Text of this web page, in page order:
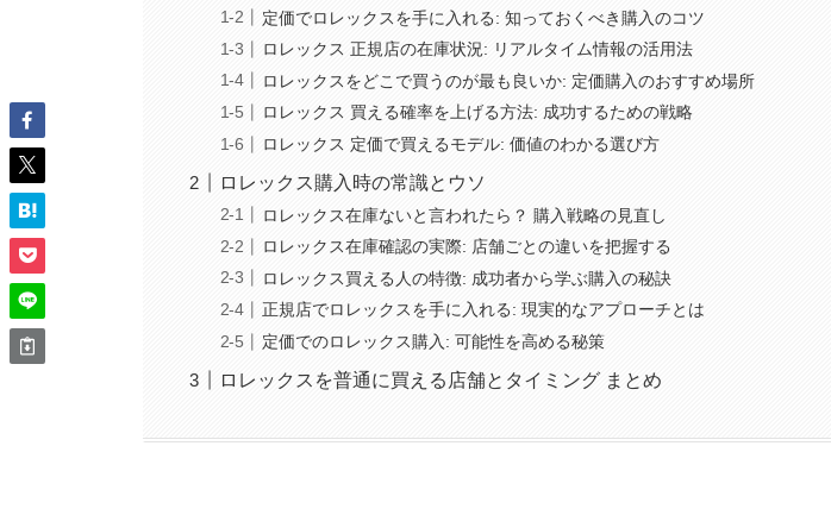
定価でロレックスを手に入れる: 知っておくべき購入のコツ
ロレックス 正規店の在庫状況: リアルタイム情報の活用法
ロレックスをどこで買うのが最も良いか: 定価購入のおすすめ場所
ロレックス 買える確率を上げる方法: 成功するための戦略
ロレックス 定価で買えるモデル: 価値のわかる選び方
ロレックス購入時の常識とウソ
ロレックス在庫ないと言われたら？ 購入戦略の見直し
ロレックス在庫確認の実際: 店舗ごとの違いを把握する
ロレックス買える人の特徴: 成功者から学ぶ購入の秘訣
正規店でロレックスを手に入れる: 現実的なアプローチとは
定価でのロレックス購入: 可能性を高める秘策
ロレックスを普通に買える店舗とタイミング まとめ